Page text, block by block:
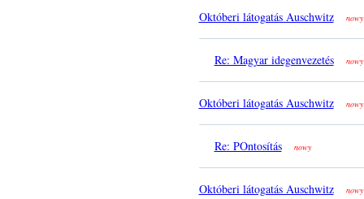
Októberi látogatás Auschwitz nowy
Re: Magyar idegenvezetés nowy
Októberi látogatás Auschwitz nowy
Re: POntosítás nowy
Októberi látogatás Auschwitz nowy